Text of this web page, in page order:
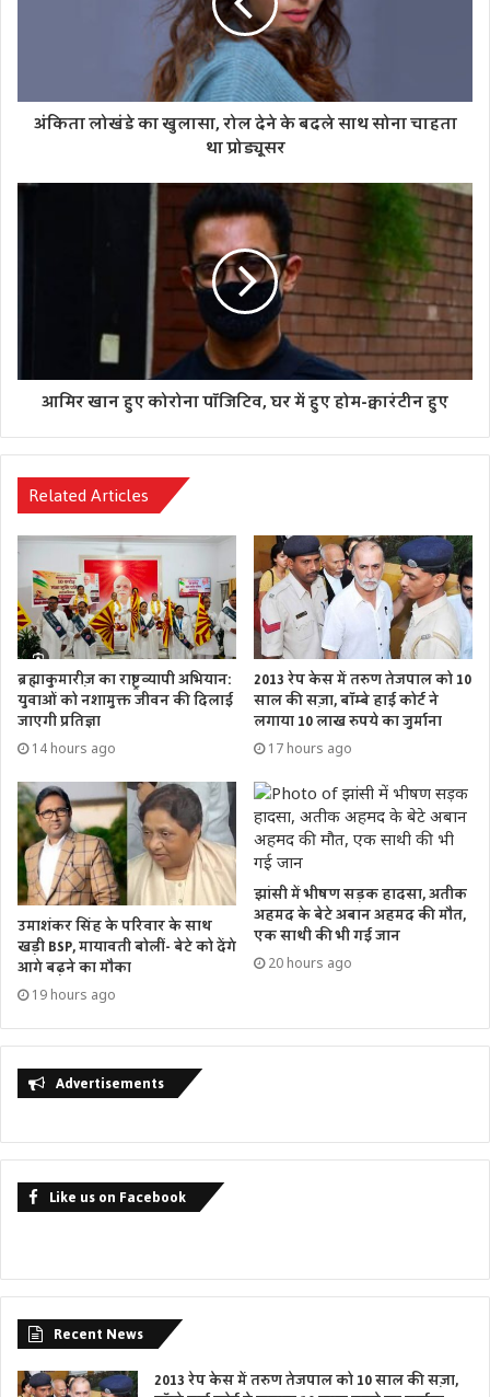
अंकिता लोखंडे का खुलासा, रोल देने के बदले साथ सोना चाहता
था प्रोड्यूसर
आमिर खान हुए कोरोना पॉजिटिव, घर में हुए होम-क्वारंटीन हुए
Related Articles
ब्रह्माकुमारीज़ का राष्ट्रव्यापी अभियान:
युवाओं को नशामुक्त जीवन की दिलाई
जाएगी प्रतिज्ञा
14 hours ago
2013 रेप केस में तरुण तेजपाल को 10
साल की सज़ा, बॉम्बे हाई कोर्ट ने
लगाया 10 लाख रुपये का जुर्माना
17 hours ago
उमाशंकर सिंह के परिवार के साथ
खड़ी BSP, मायावती बोलीं- बेटे को देंगे
आगे बढ़ने का मौका
19 hours ago
झांसी में भीषण सड़क हादसा, अतीक
अहमद के बेटे अबान अहमद की मौत,
एक साथी की भी गई जान
20 hours ago
Advertisements
Like us on Facebook
Recent News
2013 रेप केस में तरुण तेजपाल को 10 साल की सज़ा,